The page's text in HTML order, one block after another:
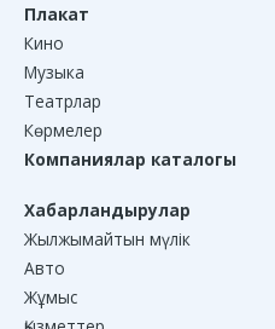
Плакат
Кино
Музыка
Театрлар
Көрмелер
Компаниялар каталогы
Хабарландырулар
Жылжымайтын мүлік
Авто
Жұмыс